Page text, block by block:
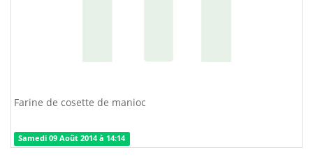
Farine de cosette de manioc
Samedi 09 Août 2014 à 14:14